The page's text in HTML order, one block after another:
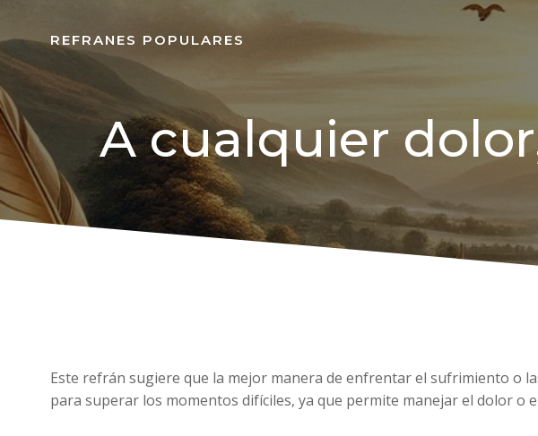
REFRANES POPULARES
A cualquier
Este refrán sugiere que la mejor manera de enfrentar el sufrimiento o
para superar los momentos difíciles, ya que permite manejar el dolor o